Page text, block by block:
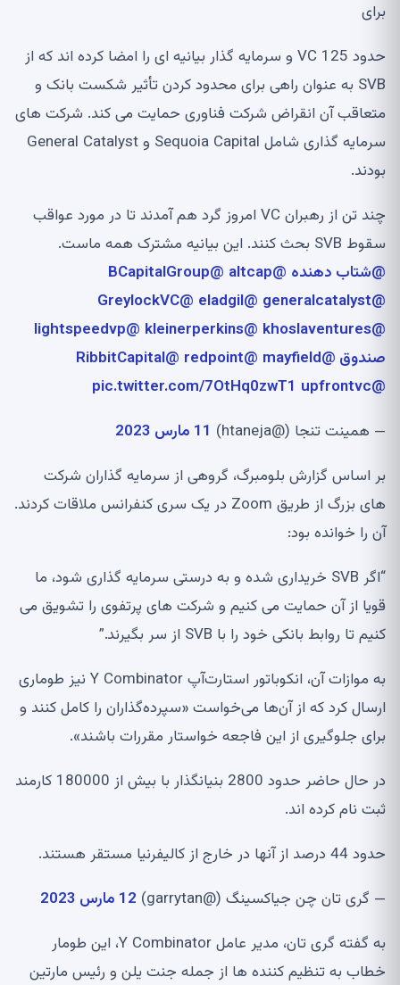
برای
حدود 125 VC و سرمایه گذار بیانیه ای را امضا کرده اند که از
SVB به عنوان راهی برای محدود کردن تأثیر شکست بانک و
متعاقب آن انقراض شرکت فناوری حمایت می کند. شرکت های
سرمایه گذاری شامل Sequoia Capital و General Catalyst
بودند.
چند تن از رهبران VC امروز گرد هم آمدند تا در مورد عواقب
سقوط SVB بحث کنند. این بیانیه مشترک همه ماست.
@شتاب دهنده @altcap
@BCapitalGroup
@generalcatalyst
@eladgil
@GreylockVC
@khoslaventures
@kleinerperkins
@lightspeedvp
صندوق @mayfield
@redpoint
@RibbitCapital
@upfrontvc
pic.twitter.com/7OtHq0zwT1
— همینت تنجا (@htaneja)
11 مارس 2023
بر اساس گزارش بلومبرگ، گروهی از سرمایه گذاران شرکت
های بزرگ از طریق Zoom در یک سری کنفرانس ملاقات کردند.
آن را خوانده بود:
“اگر SVB خریداری شده و به درستی سرمایه گذاری شود، ما
قویا از آن حمایت می کنیم و شرکت های پرتفوی را تشویق می
کنیم تا روابط بانکی خود را با SVB از سر بگیرند.”
به موازات آن، انکوباتور استارت‌آپ Y Combinator نیز طوماری
ارسال کرد که از آن‌ها می‌خواست «سپرده‌گذاران را کامل کنند و
برای جلوگیری از این فاجعه خواستار مقررات باشند».
در حال حاضر حدود 2800 بنیانگذار با بیش از 180000 کارمند
ثبت نام کرده اند.
حدود 44 درصد از آنها در خارج از کالیفرنیا مستقر هستند.
— گری تان چن جیاکسینگ (@garrytan)
12 مارس 2023
به گفته گری تان، مدیر عامل Y Combinator، این طومار
خطاب به تنظیم کننده ها از جمله جنت یلن و رئیس مارتین